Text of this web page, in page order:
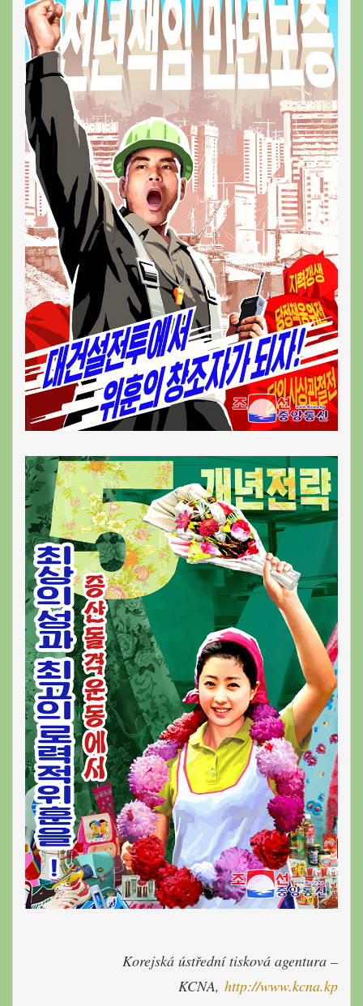
Korejská ústřední tisková agentura –
KCNA, http://www.kcna.kp